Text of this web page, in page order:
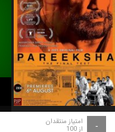
- امتیاز منتقدان
از 100